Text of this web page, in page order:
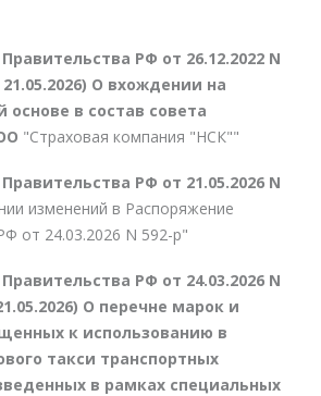
РФ от 26.12.2022 N
О вхождении на
основе в состав совета
"Страховая компания "НСК""
РФ от 21.05.2026 N
изменений в Распоряжение
от 24.03.2026 N 592-р"
РФ от 24.03.2026 N
О перечне марок и
к использованию в
такси транспортных
в рамках специальных